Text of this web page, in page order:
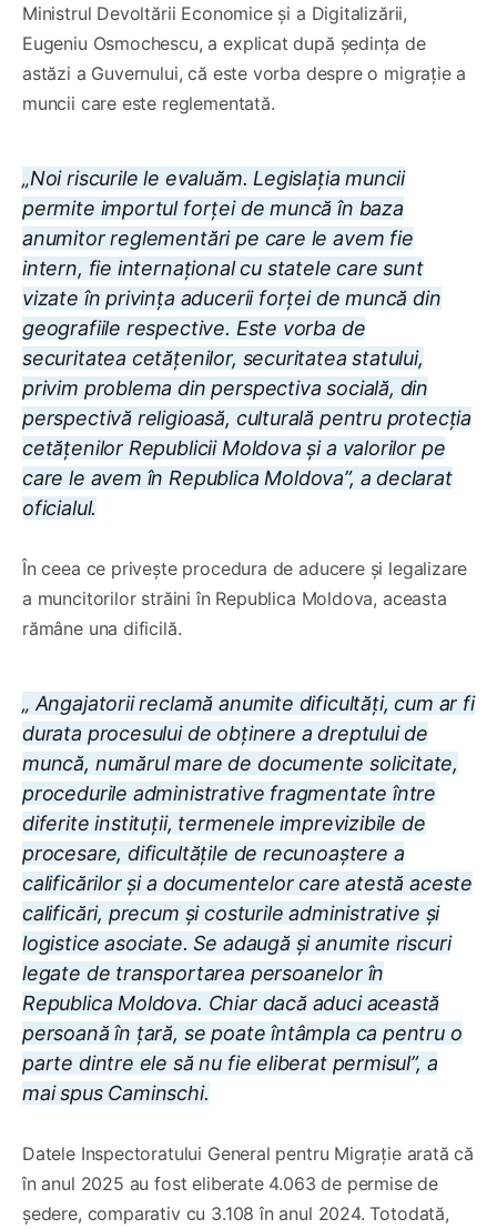
Ministrul Devoltării Economice și a Digitalizării,
Eugeniu Osmochescu, a explicat după ședința de
astăzi a Guvernului, că este vorba despre o migrație a
muncii care este reglementată.
„Noi riscurile le evaluăm. Legislația muncii
permite importul forței de muncă în baza
anumitor reglementări pe care le avem fie
intern, fie internațional cu statele care sunt
vizate în privința aducerii forței de muncă din
geografiile respective. Este vorba de
securitatea cetățenilor, securitatea statului,
privim problema din perspectiva socială, din
perspectivă religioasă, culturală pentru protecția
cetățenilor Republicii Moldova și a valorilor pe
care le avem în Republica Moldova”, a declarat
oficialul.
În ceea ce privește procedura de aducere și legalizare
a muncitorilor străini în Republica Moldova, aceasta
rămâne una dificilă.
„ Angajatorii reclamă anumite dificultăți, cum ar fi
durata procesului de obținere a dreptului de
muncă, numărul mare de documente solicitate,
procedurile administrative fragmentate între
diferite instituții, termenele imprevizibile de
procesare, dificultățile de recunoaștere a
calificărilor și a documentelor care atestă aceste
calificări, precum și costurile administrative și
logistice asociate. Se adaugă și anumite riscuri
legate de transportarea persoanelor în
Republica Moldova. Chiar dacă aduci această
persoană în țară, se poate întâmpla ca pentru o
parte dintre ele să nu fie eliberat permisul”, a
mai spus Caminschi.
Datele Inspectoratului General pentru Migrație arată că
în anul 2025 au fost eliberate 4.063 de permise de
ședere, comparativ cu 3.108 în anul 2024. Totodată,